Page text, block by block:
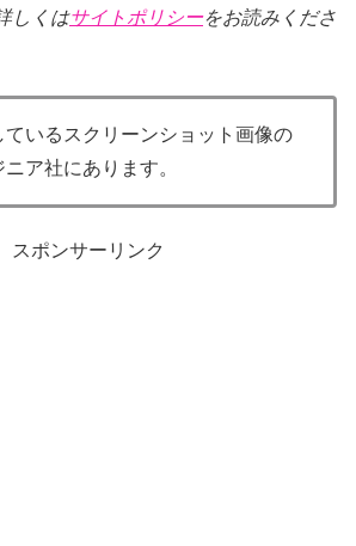
しくはサイトポリシーをお読みくださ
いるスクリーンショット画像の
ア社にあります。
スポンサーリンク